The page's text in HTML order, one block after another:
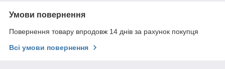
Умови повернення
Повернення товару впродовж 14 днів за рахунок покупця
Всі умови повернення